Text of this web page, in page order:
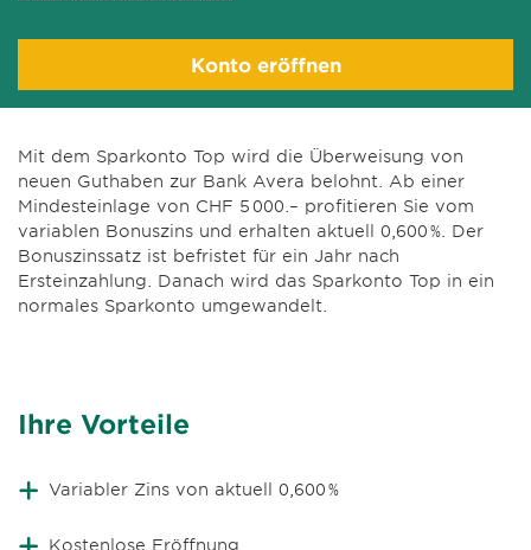
Konto eröffnen
Mit dem Sparkonto Top wird die Überweisung von
neuen Guthaben zur Bank Avera belohnt. Ab einer
Mindesteinlage von CHF 5000.– profitieren Sie vom
variablen Bonuszins und erhalten aktuell 0,600 %. Der
Bonuszinssatz ist befristet für ein Jahr nach
Ersteinzahlung. Danach wird das Sparkonto Top in ein
normales Sparkonto umgewandelt.
Ihre Vorteile
Variabler Zins von aktuell 0,600 %
Kostenlose Eröffnung